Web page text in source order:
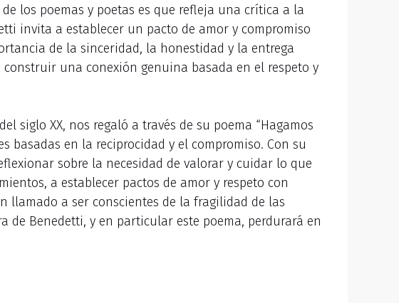
los poemas y poetas es que refleja una crítica a la
invita a establecer un pacto de amor y compromiso
de la sinceridad, la honestidad y la entrega
una conexión genuina basada en el respeto y
siglo XX, nos regaló a través de su poema “Hagamos
en la reciprocidad y el compromiso. Con su
sobre la necesidad de valorar y cuidar lo que
a establecer pactos de amor y respeto con
llamado a ser conscientes de la fragilidad de las
de Benedetti, y en particular este poema, perdurará en